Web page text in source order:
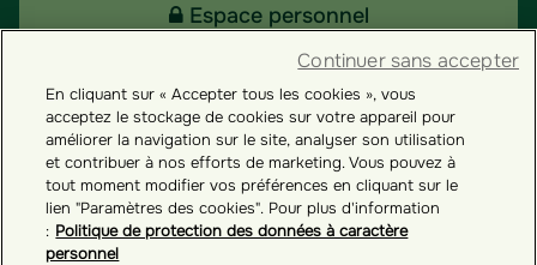
Espace personnel
Tous nos fonds
Contact
En cliquant sur « Accepter tous les cookies », vous
acceptez le stockage de cookies sur votre appareil pour
améliorer la navigation sur le site, analyser son utilisation
et contribuer à nos efforts de marketing. Vous pouvez à
tout moment modifier vos préférences en cliquant sur le
lien "Paramètres des cookies". Pour plus d'information
: Politique de protection des données à caractère
personnel
Continuer sans accepter